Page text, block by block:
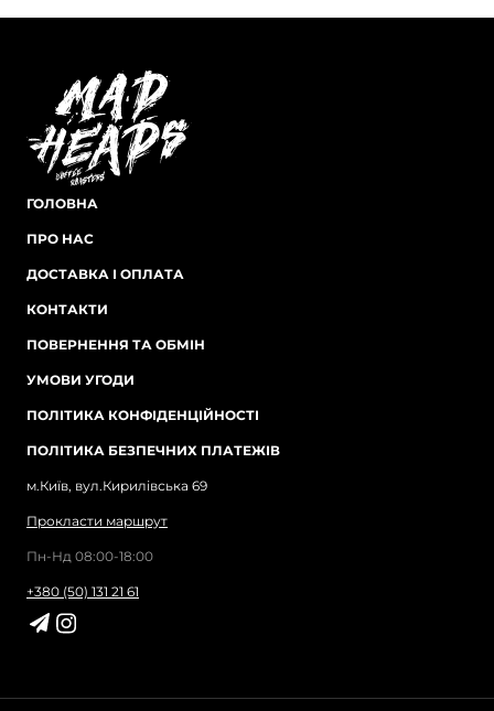
ГОЛОВНА
ПРО НАС
ДОСТАВКА І ОПЛАТА
КОНТАКТИ
ПОВЕРНЕННЯ ТА ОБМІН
УМОВИ УГОДИ
ПОЛІТИКА КОНФІДЕНЦІЙНОСТІ
ПОЛІТИКА БЕЗПЕЧНИХ ПЛАТЕЖІВ
м.Київ, вул.Кирилівська 69
Прокласти маршрут
Пн-Нд 08:00-18:00
+380 (50) 131 21 61